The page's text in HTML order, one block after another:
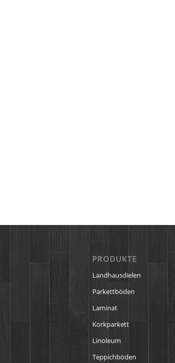
PRODUKTE
Landhausdielen
Parkettböden
Laminat
Korkparkett
Linoleum
Teppichböden